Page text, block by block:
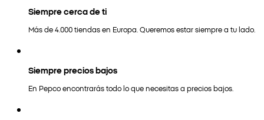
Siempre cerca de ti
Más de 4.000 tiendas en Europa. Queremos estar siempre a tu lado.
Siempre precios bajos
En Pepco encontrarás todo lo que necesitas a precios bajos.